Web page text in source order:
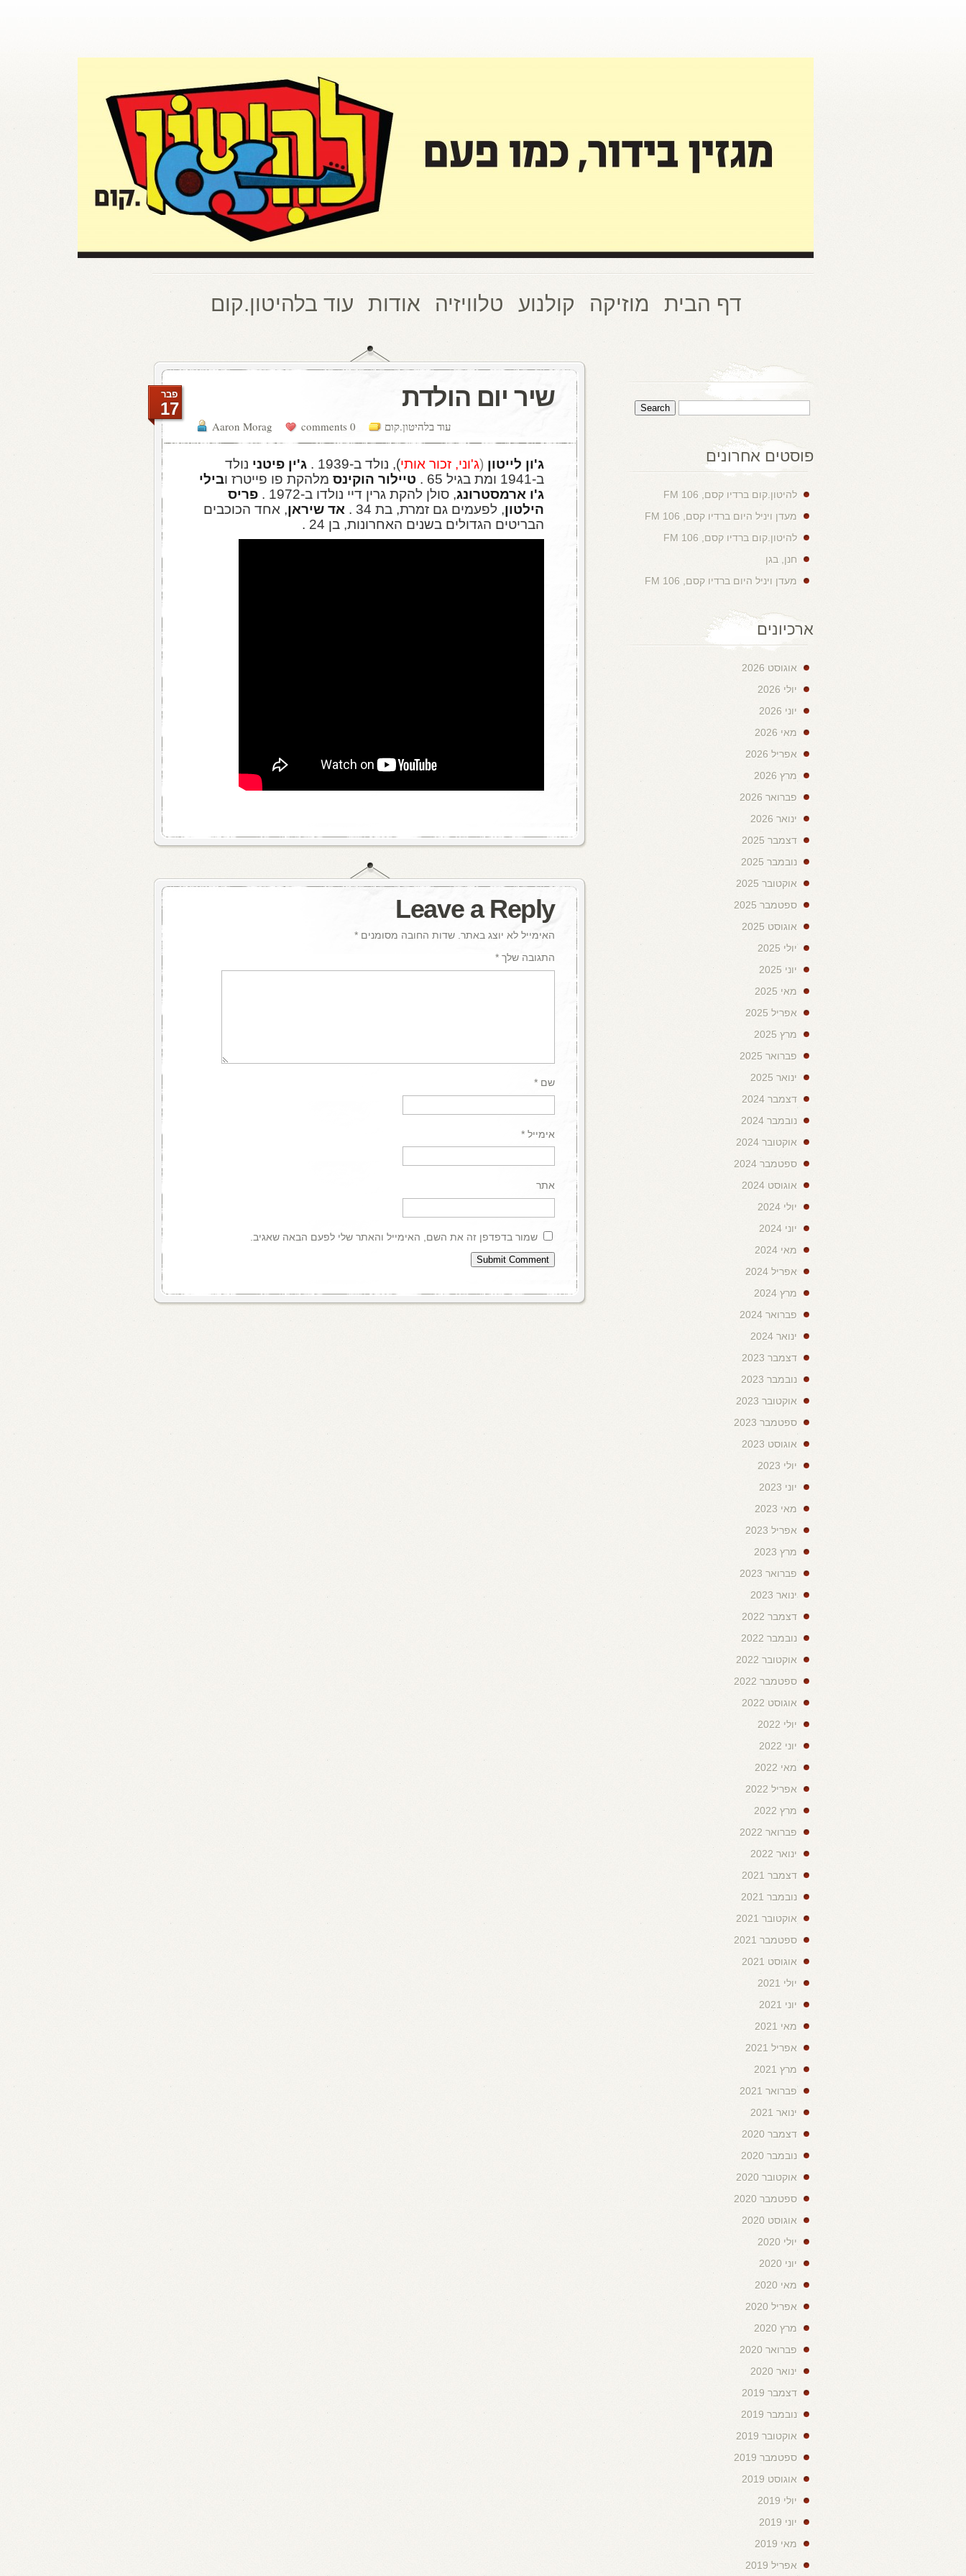
דף הבית מוזיקה קולנוע טלוויזיה אודות עוד בלהיטון.קום
שיר יום הולדת
Aaron Morag 0 comments עוד בלהיטון.קום
פבר
17
ג'ון לייטון (ג'וני, זכור אותי), נולד ב-1939 . ג'ין פיטני נולד
ב-1941 ומת בגיל 65 .
טיילור הוקינס מלהקת פו פייטרז ובילי
ג'ו ארמסטרונג, סולן להקת גרין דיי נולדו ב-1972 .
פריס
הילטון, לפעמים גם זמרת, בת 34 . אד שיראן, אחד הכוכבים
הבריטים הגדולים בשנים האחרונות, בן 24 .
Leave a Reply
האימייל לא יוצג באתר. שדות החובה מסומנים *
התגובה שלך *
שם *
אימייל *
אתר
שמור בדפדפן זה את השם, האימייל והאתר שלי לפעם הבאה שאגיב.
פוסטים אחרונים
להיטון.קום ברדיו קסם, 106 FM
מעדן ויניל היום ברדיו קסם, 106 FM
להיטון.קום ברדיו קסם, 106 FM
חנן, בגן
מעדן ויניל היום ברדיו קסם, 106 FM
ארכיונים
אוגוסט 2026
יולי 2026
יוני 2026
מאי 2026
אפריל 2026
מרץ 2026
פברואר 2026
ינואר 2026
דצמבר 2025
נובמבר 2025
אוקטובר 2025
ספטמבר 2025
אוגוסט 2025
יולי 2025
יוני 2025
מאי 2025
אפריל 2025
מרץ 2025
פברואר 2025
ינואר 2025
דצמבר 2024
נובמבר 2024
אוקטובר 2024
ספטמבר 2024
אוגוסט 2024
יולי 2024
יוני 2024
מאי 2024
אפריל 2024
מרץ 2024
פברואר 2024
ינואר 2024
דצמבר 2023
נובמבר 2023
אוקטובר 2023
ספטמבר 2023
אוגוסט 2023
יולי 2023
יוני 2023
מאי 2023
אפריל 2023
מרץ 2023
פברואר 2023
ינואר 2023
דצמבר 2022
נובמבר 2022
אוקטובר 2022
ספטמבר 2022
אוגוסט 2022
יולי 2022
יוני 2022
מאי 2022
אפריל 2022
מרץ 2022
פברואר 2022
ינואר 2022
דצמבר 2021
נובמבר 2021
אוקטובר 2021
ספטמבר 2021
אוגוסט 2021
יולי 2021
יוני 2021
מאי 2021
אפריל 2021
מרץ 2021
פברואר 2021
ינואר 2021
דצמבר 2020
נובמבר 2020
אוקטובר 2020
ספטמבר 2020
אוגוסט 2020
יולי 2020
יוני 2020
מאי 2020
אפריל 2020
מרץ 2020
פברואר 2020
ינואר 2020
דצמבר 2019
נובמבר 2019
אוקטובר 2019
ספטמבר 2019
אוגוסט 2019
יולי 2019
יוני 2019
מאי 2019
אפריל 2019